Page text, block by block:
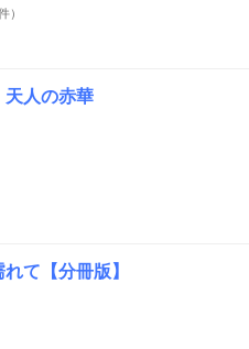
）
天人の赤華
て【分冊版】